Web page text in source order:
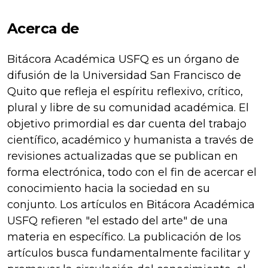
Acerca de
Bitácora Académica USFQ es un órgano de
difusión de la Universidad San Francisco de
Quito que refleja el espíritu reflexivo, crítico,
plural y libre de su comunidad académica. El
objetivo primordial es dar cuenta del trabajo
científico, académico y humanista a través de
revisiones actualizadas que se publican en
forma electrónica, todo con el fin de acercar el
conocimiento hacia la sociedad en su
conjunto. Los artículos en Bitácora Académica
USFQ refieren "el estado del arte" de una
materia en específico. La publicación de los
artículos busca fundamentalmente facilitar y